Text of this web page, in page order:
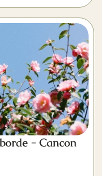
- Cancon